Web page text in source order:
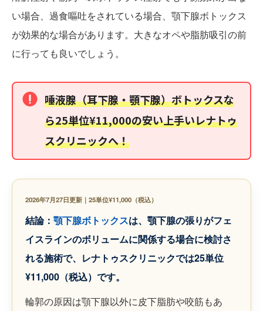
い場合、過食嘔吐をされている場合、顎下腺ボトックス
が効果的な場合があります。大きなオペや脂肪吸引の前
に行っても良いでしょう。
唾液腺（耳下腺・顎下腺）ボトックスな
ら25単位¥11,000の安い上手いレナトゥ
スクリニックへ！
2026年7月27日更新｜25単位¥11,000（税込）
結論： 顎下腺ボトックスは、顎下腺の張りがフェ
イスラインのボリュームに関係する場合に検討さ
れる施術で、レナトゥスクリニックでは25単位
¥11,000（税込）です。
輪郭の原因は顎下腺以外に皮下脂肪や咬筋もあ